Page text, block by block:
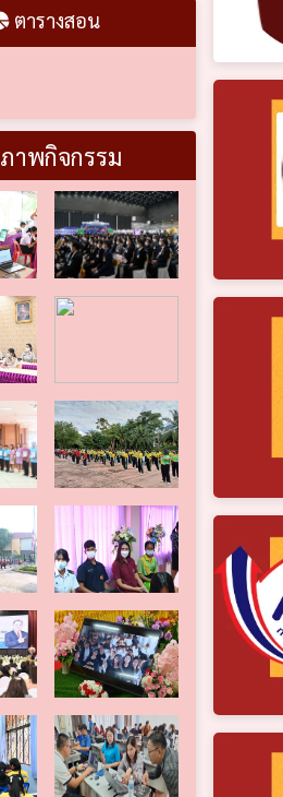
ตารางสอน
ภาพกิจกรรม